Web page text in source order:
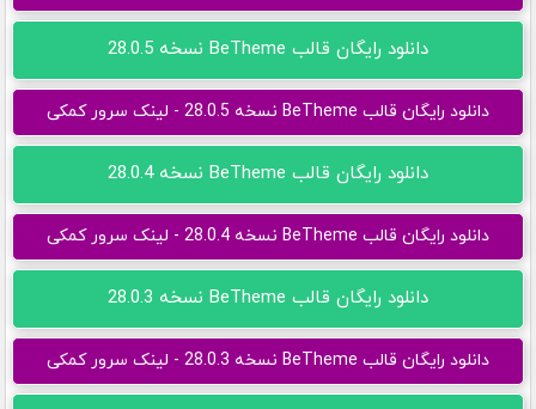
دانلود رایگان قالب BeTheme نسخه 28.0.5
دانلود رایگان قالب BeTheme نسخه 28.0.5 - لینک سرور کمکی
دانلود رایگان قالب BeTheme نسخه 28.0.4
دانلود رایگان قالب BeTheme نسخه 28.0.4 - لینک سرور کمکی
دانلود رایگان قالب BeTheme نسخه 28.0.3
دانلود رایگان قالب BeTheme نسخه 28.0.3 - لینک سرور کمکی